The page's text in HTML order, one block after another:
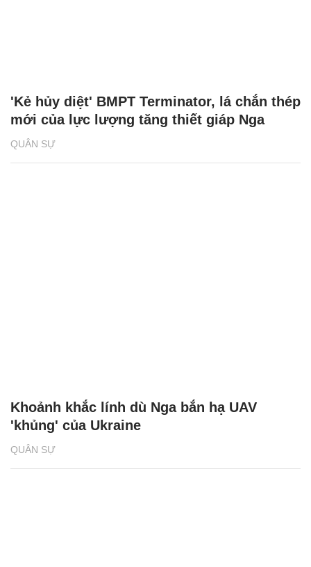
QUÂN SỰ
'Kẻ hủy diệt' BMPT Terminator, lá chắn thép
mới của lực lượng tăng thiết giáp Nga
QUÂN SỰ
Khoảnh khắc lính dù Nga bắn hạ UAV
'khủng' của Ukraine